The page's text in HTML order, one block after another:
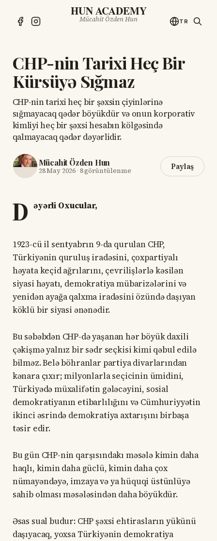
HUN ACADEMY
Mücahit Özden Hun TR
CHP-nin Tarixi Heç Bir
Kürsüyə Sığmaz
CHP-nin tarixi heç bir şəxsin çiyinlərinə
sığmayacaq qədər böyükdür və onun korporativ
kimliyi heç bir şəxsi hesabın kölgəsində
qalmayacaq qədər dəyərlidir.
Mücahit Özden Hun
28 May 2026· 8 görüntülenme Paylaş
D əyərli Oxucular,
1923-cü il sentyabrın 9-da qurulan CHP,
Türkiyənin quruluş iradəsini, çoxpartiyalı
həyata keçid ağrılarını, çevrilişlərlə kəsilən
siyasi həyatı, demokratiya mübarizələrini və
yenidən ayağa qalxma iradəsini özündə daşıyan
köklü bir siyasi ənənədir.
Bu səbəbdən CHP-də yaşanan hər böyük daxili
çəkişmə yalnız bir sədr seçkisi kimi qəbul edilə
bilməz. Belə böhranlar partiya divarlarından
kənara çıxır; milyonlarla seçicinin ümidini,
Türkiyədə müxalifətin gələcəyini, sosial
demokratiyanın etibarlılığını və Cümhuriyyətin
ikinci əsrində demokratiya axtarışını birbaşa
təsir edir.
Bu gün CHP-nin qarşısındakı məsələ kimin daha
haqlı, kimin daha güclü, kimin daha çox
nümayəndəyə, imzaya və ya hüquqi üstünlüyə
sahib olması məsələsindən daha böyükdür.
Əsas sual budur: CHP şəxsi ehtirasların yükünü
daşıyacaq, yoxsa Türkiyənin demokratiya